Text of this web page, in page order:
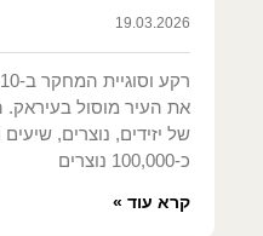
19.03.2026
את העיר מוסול
של יזידים, נוצרים,
כ-100,000 נוצרים
קרא עוד »